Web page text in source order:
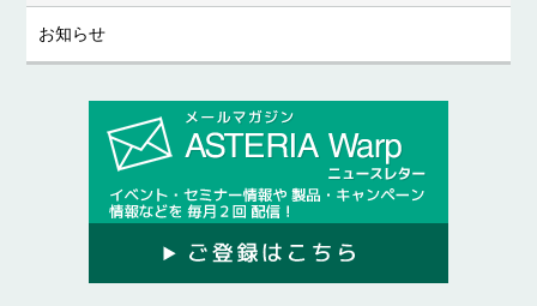
お知らせ